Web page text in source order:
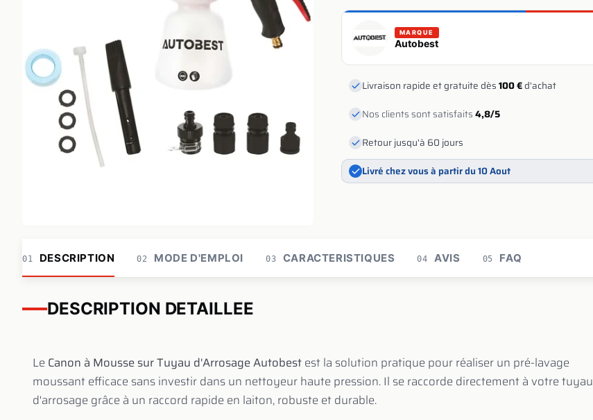
MARQUE
Autobest
Livraison rapide et gratuite dès100 €d'achat
Nos clients sont satisfaits4,8/5
Retour jusqu'à 60 jours
Livré chez vous à partir du 10 Aout
01 DESCRIPTION 02 MODE D'EMPLOI 03 CARACTERISTIQUES 04 AVIS 05 FAQ
DESCRIPTION DETAILLEE
Le Canon à Mousse sur Tuyau d'Arrosage Autobestest la solution pratique pour réaliser un pré-lavage
moussant efficace sans investir dans un nettoyeur haute pression. Il se raccorde directement à votre tuyau
d'arrosage grâce à un raccord rapide en laiton, robuste et durable.